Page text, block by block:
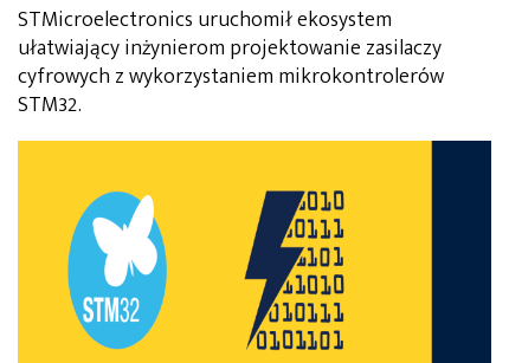
STMicroelectronics uruchomił ekosystem
ułatwiający inżynierom projektowanie zasilaczy
cyfrowych z wykorzystaniem mikrokontrolerów
STM32.